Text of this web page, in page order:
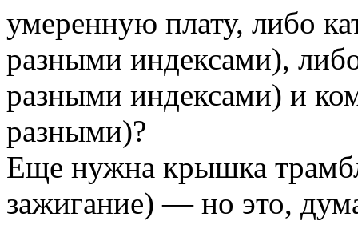
умеренную плату, либо
разными индексами),
разными индексами) и
разными)?
Еще нужна крышка
зажигание) — но это,